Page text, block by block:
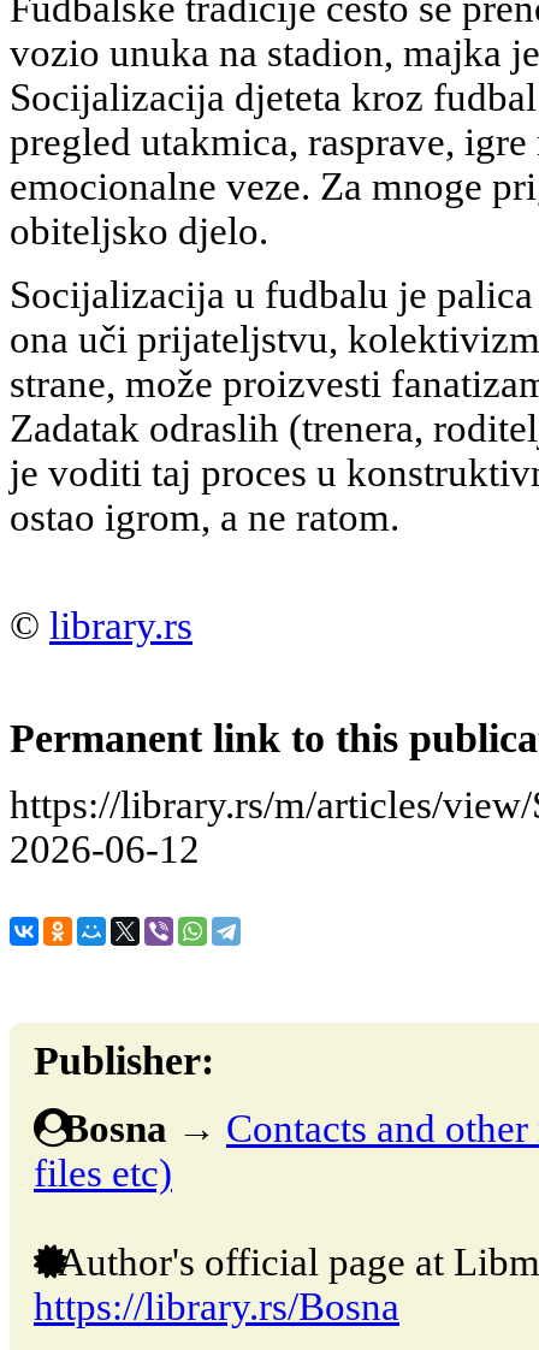
vozio unuka na stadion, majka
Socijalizacija djeteta kroz
pregled utakmica, rasprave,
emocionalne veze. Za mnoge
obiteljsko djelo.
Socijalizacija u fudbalu je
ona uči prijateljstvu,
strane, može proizvesti
Zadatak odraslih (trenera,
je voditi taj proces u
ostao igrom, a ne ratom.
© library.rs
Permanent link to this
https://library.rs/m/articles/
2026-06-12
Publisher:
Bosna → Contacts and
files etc)
Author's official page at
https://library.rs/Bosna